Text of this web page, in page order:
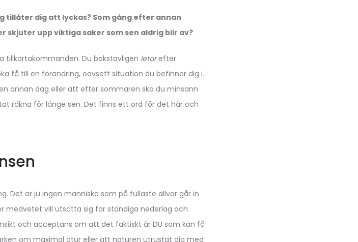
tillåter dig att lyckas? Som gång efter annan
upp viktiga saker som sen aldrig blir av?
tillkortakommanden. Du bokstavligen letarefter
få till en förändring, oavsett situation du befinner dig i.
annan dag eller att efter sommaren ska du minsann
räkna för länge sen. Det finns ett ord för det här och
Det är ju ingen människa som på fullaste allvar går in
medvetet vill utsätta sig för ständiga nederlag och
och acceptans om att det faktiskt är DU som kan få
om maximal otur eller att naturen utrustat dig med